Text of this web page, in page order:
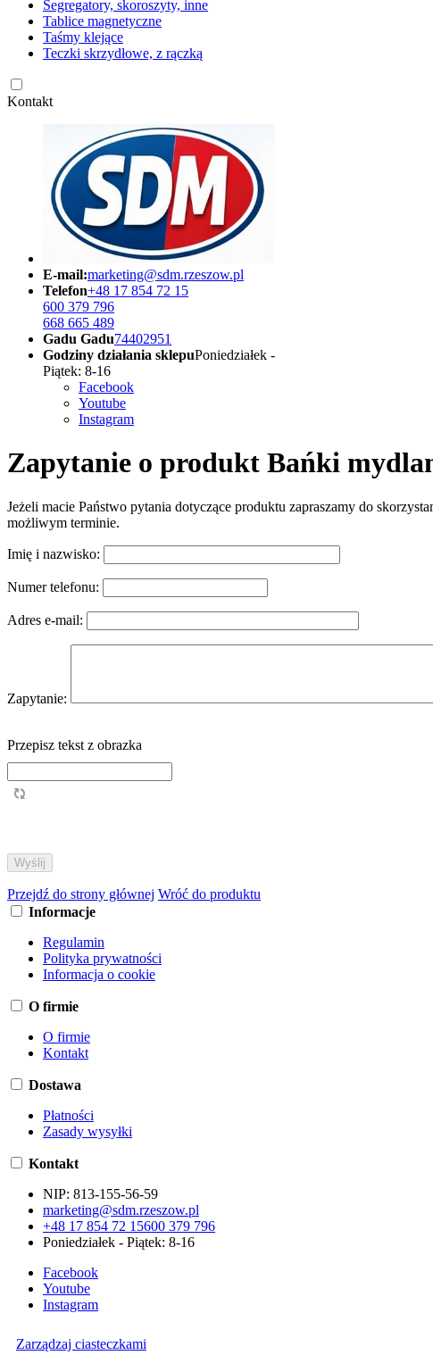
Segregatory, skoroszyty, inne
Tablice magnetyczne
Taśmy klejące
Teczki skrzydłowe, z rączką
Kontakt
E-mail:marketing@sdm.rzeszow.pl
Telefon+48 17 854 72 15
600 379 796
668 665 489
Gadu Gadu74402951
Godziny działania sklepuPoniedziałek -
Piątek: 8-16
Facebook
Youtube
Instagram
Zapytanie o produkt Bańki
Jeżeli macie Państwo pytania dotyczące produktu zapraszamy do
możliwym terminie.
Imię i nazwisko:
Numer telefonu:
Adres e-mail:
Zapytanie:
Przepisz tekst z obrazka
Przejdź do strony głównej Wróć do produktu
Informacje
Regulamin
Polityka prywatności
Informacja o cookie
O firmie
O firmie
Kontakt
Dostawa
Płatności
Zasady wysyłki
Kontakt
NIP: 813-155-56-59
marketing@sdm.rzeszow.pl
+48 17 854 72 15600 379 796
Poniedziałek - Piątek: 8-16
Facebook
Youtube
Instagram
Zarządzaj ciasteczkami